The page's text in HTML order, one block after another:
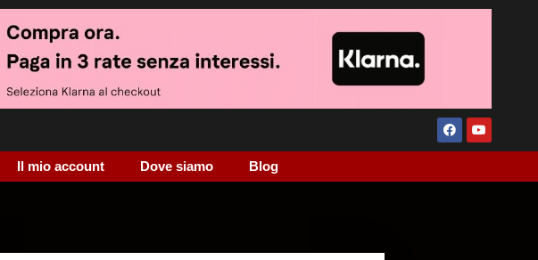
Il mio account Dove siamo Blog